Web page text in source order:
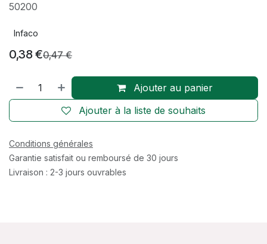
50200
Infaco
0,38€0,47€
Ajouter au panier
Ajouter à la liste de souhaits
Conditions générales
Garantie satisfait ou remboursé de 30 jours
Livraison : 2-3 jours ouvrables